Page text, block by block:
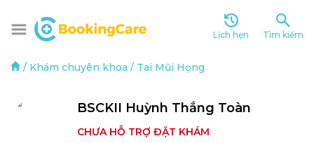
Lịch hẹn Tìm kiếm
/ Khám chuyên khoa / Tai Mũi Họng
BSCKII Huỳnh Thắng Toàn
CHƯA HỖ TRỢ ĐẶT KHÁM